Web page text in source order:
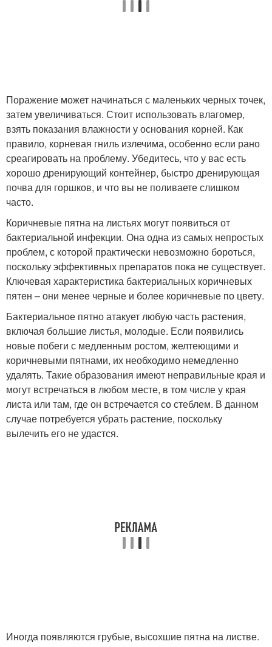
Поражение может начинаться с маленьких черных точек,
затем увеличиваться. Стоит использовать влагомер,
взять показания влажности у основания корней. Как
правило, корневая гниль излечима, особенно если рано
среагировать на проблему. Убедитесь, что у вас есть
хорошо дренирующий контейнер, быстро дренирующая
почва для горшков, и что вы не поливаете слишком
часто.
Коричневые пятна на листьях могут появиться от
бактериальной инфекции. Она одна из самых непростых
проблем, с которой практически невозможно бороться,
поскольку эффективных препаратов пока не существует.
Ключевая характеристика бактериальных коричневых
пятен – они менее черные и более коричневые по цвету.
Бактериальное пятно атакует любую часть растения,
включая большие листья, молодые. Если появились
новые побеги с медленным ростом, желтеющими и
коричневыми пятнами, их необходимо немедленно
удалять. Такие образования имеют неправильные края и
могут встречаться в любом месте, в том числе у края
листа или там, где он встречается со стеблем. В данном
случае потребуется убрать растение, поскольку
вылечить его не удастся.
Иногда появляются грубые, высохшие пятна на листве.